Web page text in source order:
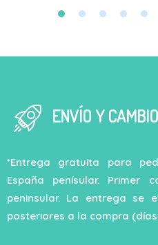
ENVÍO Y
*Entrega gratuita para
España penísular. Primer
peninsular. La entrega se
posteriores a la compra